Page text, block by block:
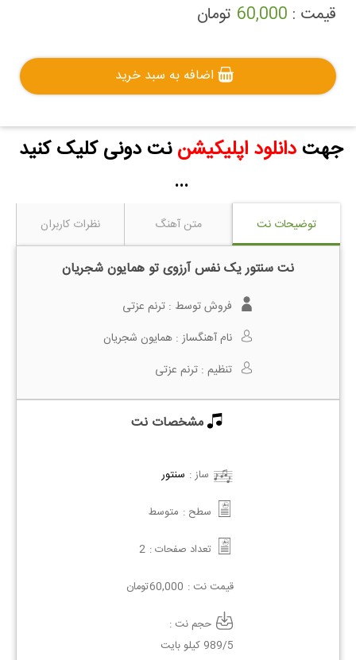
قیمت : 60,000 تومان
اضافه به سبد خرید
جهتدانلود اپلیکیشن نت دونی کلیک کنید
...
توضیحات نت متن آهنگ نظرات کاربران
نت سنتور یک نفس آرزوی تو همایون شجریان
فروش توسط : ترنم عزتی
نام آهنگساز : همایون شجریان
تنظیم : ترنم عزتی
مشخصات نت
ساز : سنتور
سطح : متوسط
تعداد صفحات : 2
قیمت نت : 60,000تومان
حجم نت :
989/5 کیلو بایت